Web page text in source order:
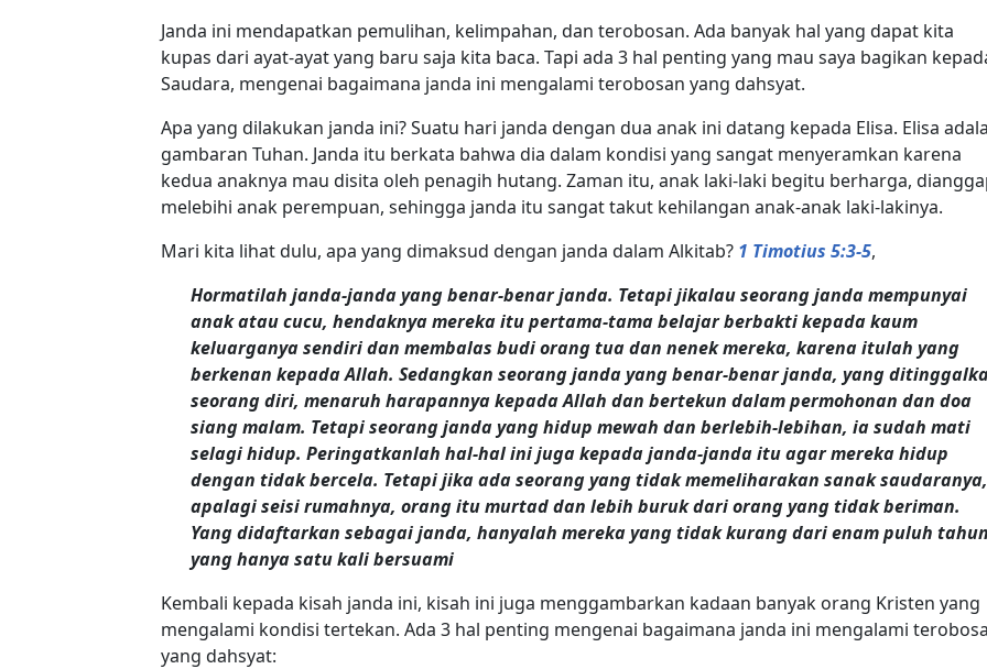
Janda ini mendapatkan pemulihan, kelimpahan, dan terobosan. Ada banyak hal yang dapat kita
kupas dari ayat-ayat yang baru saja kita baca. Tapi ada 3 hal penting yang mau saya bagikan
Saudara, mengenai bagaimana janda ini mengalami terobosan yang dahsyat.
Apa yang dilakukan janda ini? Suatu hari janda dengan dua anak ini datang kepada Elisa. Elisa
gambaran Tuhan. Janda itu berkata bahwa dia dalam kondisi yang sangat menyeramkan karena
kedua anaknya mau disita oleh penagih hutang. Zaman itu, anak laki-laki begitu berharga,
melebihi anak perempuan, sehingga janda itu sangat takut kehilangan anak-anak laki-lakinya.
Mari kita lihat dulu, apa yang dimaksud dengan janda dalam Alkitab? 1 Timotius 5:3-5,
Hormatilah janda-janda yang benar-benar janda. Tetapi jikalau seorang janda mempunyai
anak atau cucu, hendaknya mereka itu pertama-tama belajar berbakti kepada kaum
keluarganya sendiri dan membalas budi orang tua dan nenek mereka, karena itulah yang
berkenan kepada Allah. Sedangkan seorang janda yang benar-benar janda, yang
seorang diri, menaruh harapannya kepada Allah dan bertekun dalam permohonan dan doa
siang malam. Tetapi seorang janda yang hidup mewah dan berlebih-lebihan, ia sudah mati
selagi hidup. Peringatkanlah hal-hal ini juga kepada janda-janda itu agar mereka hidup
dengan tidak bercela. Tetapi jika ada seorang yang tidak memeliharakan sanak saudaranya,
apalagi seisi rumahnya, orang itu murtad dan lebih buruk dari orang yang tidak beriman.
Yang didaftarkan sebagai janda, hanyalah mereka yang tidak kurang dari enam puluh
yang hanya satu kali bersuami
Kembali kepada kisah janda ini, kisah ini juga menggambarkan kadaan banyak orang Kristen yang
mengalami kondisi tertekan. Ada 3 hal penting mengenai bagaimana janda ini mengalami
yang dahsyat: